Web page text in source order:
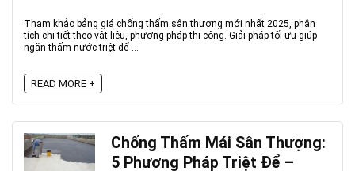
Tham khảo bảng giá chống thấm sân thượng mới nhất 2025, phân
tích chi tiết theo vật liệu, phương pháp thi công. Giải pháp tối ưu giúp
ngăn thấm nước triệt để ...
READ MORE +
Chống Thấm Mái Sân Thượng:
5 Phương Pháp Triệt Để –